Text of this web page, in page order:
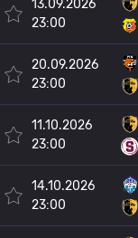
13.09.2026
23:00
20.09.2026
23:00
11.10.2026
23:00
14.10.2026
23:00